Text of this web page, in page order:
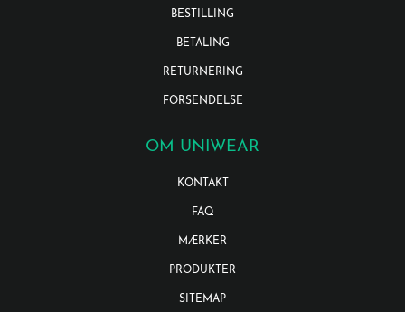
BESTILLING
BETALING
RETURNERING
FORSENDELSE
OM UNIWEAR
KONTAKT
FAQ
MÆRKER
PRODUKTER
SITEMAP